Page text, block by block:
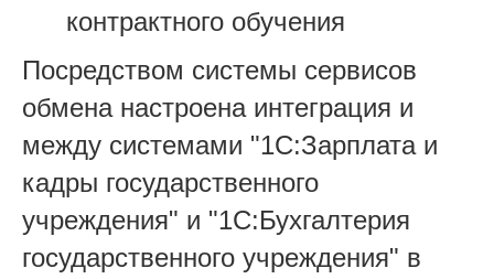
контрактного обучения
Посредством системы сервисов
обмена настроена интеграция и
между системами "1С:Зарплата и
кадры государственного
учреждения" и "1С:Бухгалтерия
государственного учреждения" в